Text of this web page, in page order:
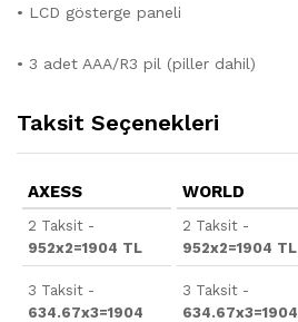
• LCD gösterge paneli
• 3 adet AAA/R3 pil (piller dahil)
Taksit Seçenekleri
AXESS
2 Taksit -
952x2=1904 TL
3 Taksit -
634.67x3=1904
WORLD
2 Taksit -
952x2=1904 TL
3 Taksit -
634.67x3=1904